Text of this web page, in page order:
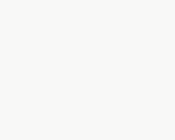
Недавно Владимир
. Они
появилась в